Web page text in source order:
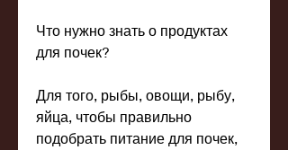
Что нужно знать о продуктах
для почек?
Для того, рыбы, овощи, рыбу,
яйца, чтобы правильно
подобрать питание для почек,